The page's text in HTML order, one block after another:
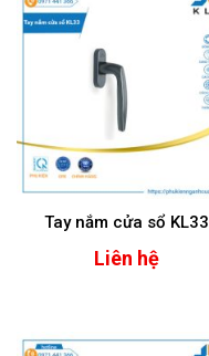
Tay nắm cửa sổ KL33
Liên hệ